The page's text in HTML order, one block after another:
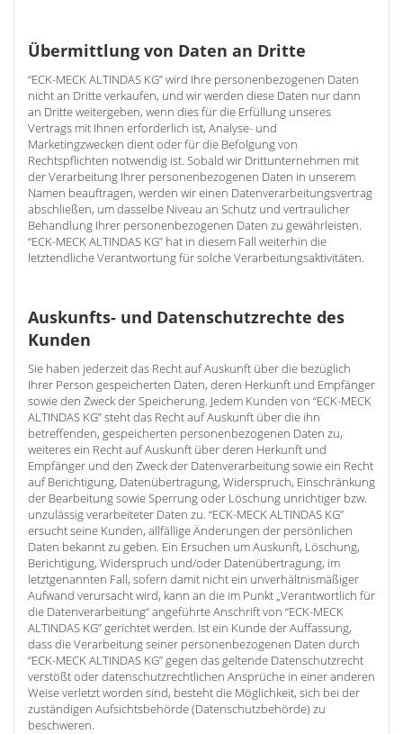
Übermittlung von Daten an Dritte
“ECK-MECK ALTINDAS KG” wird Ihre personenbezogenen Daten
nicht an Dritte verkaufen, und wir werden diese Daten nur dann
an Dritte weitergeben, wenn dies für die Erfüllung unseres
Vertrags mit Ihnen erforderlich ist, Analyse- und
Marketingzwecken dient oder für die Befolgung von
Rechtspflichten notwendig ist. Sobald wir Drittunternehmen mit
der Verarbeitung Ihrer personenbezogenen Daten in unserem
Namen beauftragen, werden wir einen Datenverarbeitungsvertrag
abschließen, um dasselbe Niveau an Schutz und vertraulicher
Behandlung Ihrer personenbezogenen Daten zu gewährleisten.
“ECK-MECK ALTINDAS KG” hat in diesem Fall weiterhin die
letztendliche Verantwortung für solche Verarbeitungsaktivitäten.
Auskunfts- und Datenschutzrechte des
Kunden
Sie haben jederzeit das Recht auf Auskunft über die bezüglich
Ihrer Person gespeicherten Daten, deren Herkunft und Empfänger
sowie den Zweck der Speicherung. Jedem Kunden von “ECK-MECK
ALTINDAS KG” steht das Recht auf Auskunft über die ihn
betreffenden, gespeicherten personenbezogenen Daten zu,
weiteres ein Recht auf Auskunft über deren Herkunft und
Empfänger und den Zweck der Datenverarbeitung sowie ein Recht
auf Berichtigung, Datenübertragung, Widerspruch, Einschränkung
der Bearbeitung sowie Sperrung oder Löschung unrichtiger bzw.
unzulässig verarbeiteter Daten zu. “ECK-MECK ALTINDAS KG”
ersucht seine Kunden, allfällige Änderungen der persönlichen
Daten bekannt zu geben. Ein Ersuchen um Auskunft, Löschung,
Berichtigung, Widerspruch und/oder Datenübertragung, im
letztgenannten Fall, sofern damit nicht ein unverhältnismäßiger
Aufwand verursacht wird, kann an die im Punkt „Verantwortlich für
die Datenverarbeitung“ angeführte Anschrift von “ECK-MECK
ALTINDAS KG” gerichtet werden. Ist ein Kunde der Auffassung,
dass die Verarbeitung seiner personenbezogenen Daten durch
“ECK-MECK ALTINDAS KG” gegen das geltende Datenschutzrecht
verstößt oder datenschutzrechtlichen Ansprüche in einer anderen
Weise verletzt worden sind, besteht die Möglichkeit, sich bei der
zuständigen Aufsichtsbehörde (Datenschutzbehörde) zu
beschweren.